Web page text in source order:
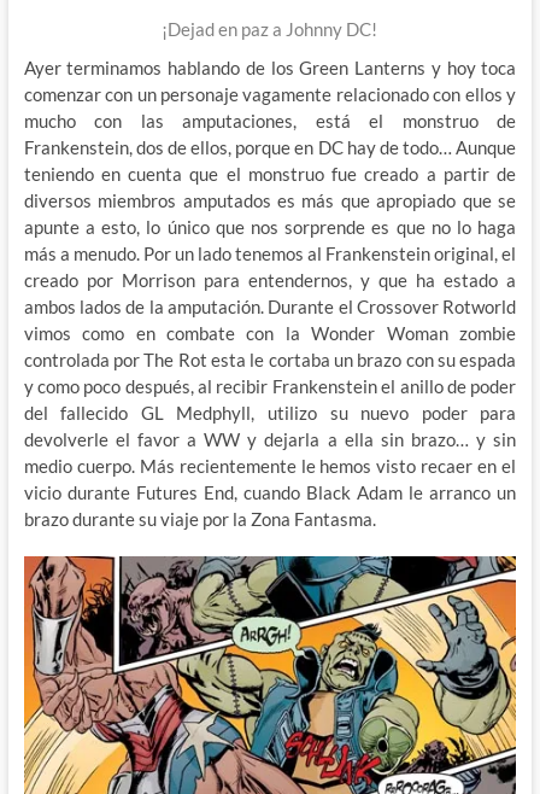
¡Dejad en paz a Johnny DC!
Ayer terminamos hablando de los Green Lanterns y hoy toca
comenzar con un personaje vagamente relacionado con ellos y
mucho con las amputaciones, está el monstruo de
Frankenstein, dos de ellos, porque en DC hay de todo… Aunque
teniendo en cuenta que el monstruo fue creado a partir de
diversos miembros amputados es más que apropiado que se
apunte a esto, lo único que nos sorprende es que no lo haga
más a menudo. Por un lado tenemos al Frankenstein original, el
creado por Morrison para entendernos, y que ha estado a
ambos lados de la amputación. Durante el Crossover Rotworld
vimos como en combate con la Wonder Woman zombie
controlada por The Rot esta le cortaba un brazo con su espada
y como poco después, al recibir Frankenstein el anillo de poder
del fallecido GL Medphyll, utilizo su nuevo poder para
devolverle el favor a WW y dejarla a ella sin brazo… y sin
medio cuerpo. Más recientemente le hemos visto recaer en el
vicio durante Futures End, cuando Black Adam le arranco un
brazo durante su viaje por la Zona Fantasma.